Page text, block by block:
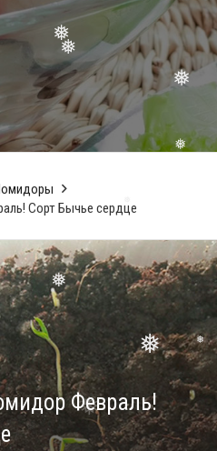
❅
❅ ❅
❅
Сорт Бычье сердце
Февраль!